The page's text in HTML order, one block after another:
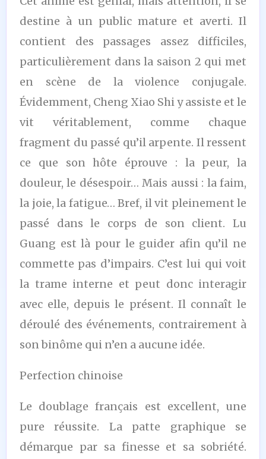
destine à un public mature et averti. Il
contient des passages assez difficiles,
particulièrement dans la saison 2 qui met
en scène de la violence conjugale.
Évidemment, Cheng Xiao Shi y assiste et le
vit véritablement, comme chaque
fragment du passé qu’il arpente. Il ressent
ce que son hôte éprouve : la peur, la
douleur, le désespoir… Mais aussi : la faim,
la joie, la fatigue… Bref, il vit pleinement le
passé dans le corps de son client. Lu
Guang est là pour le guider afin qu’il ne
commette pas d’impairs. C’est lui qui voit
la trame interne et peut donc interagir
avec elle, depuis le présent. Il connaît le
déroulé des événements, contrairement à
son binôme qui n’en a aucune idée.
Perfection chinoise
Le doublage français est excellent, une
pure réussite. La patte graphique se
démarque par sa finesse et sa sobriété.